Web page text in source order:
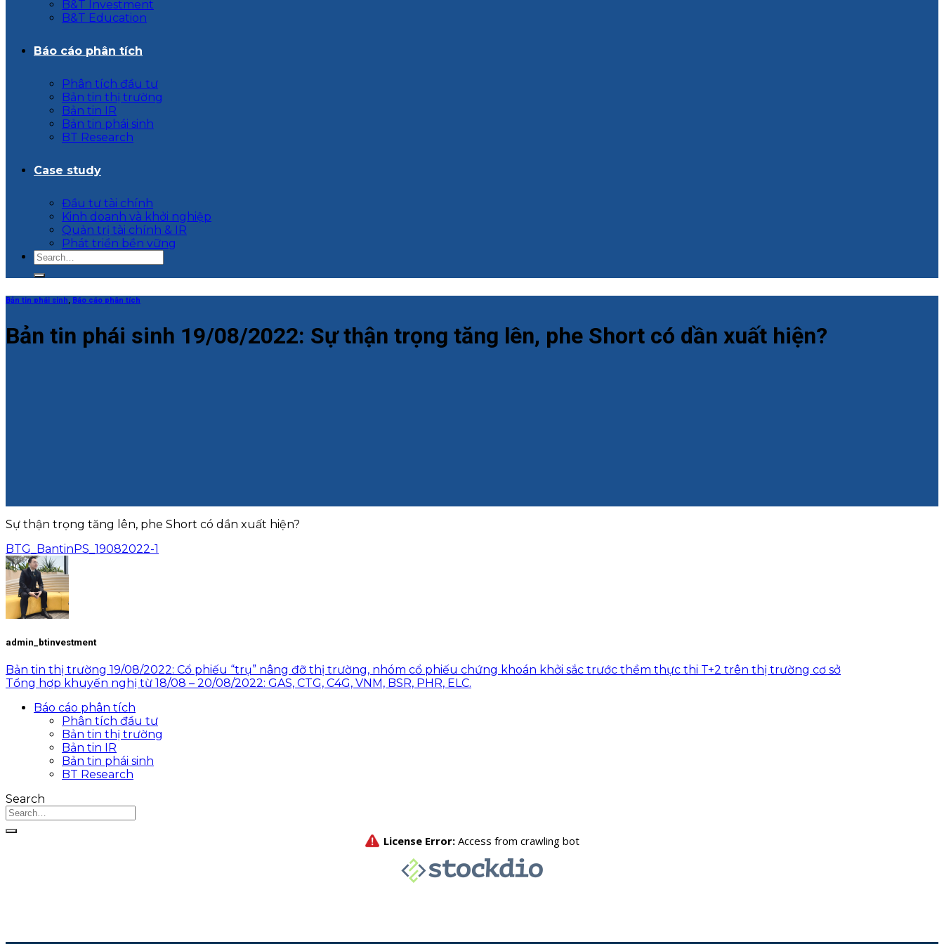
B&T Investment
B&T Education
Báo cáo phân tích
Phân tích đầu tư
Bản tin thị trường
Bản tin IR
Bản tin phái sinh
BT Research
Case study
Đầu tư tài chính
Kinh doanh và khởi nghiệp
Quản trị tài chính & IR
Phát triển bền vững
Bản tin phái sinh, Báo cáo phân tích
Bản tin phái sinh 19/08/2022: Sự thận trọng tăng lên, phe Short có dần xuất hiện?
Sự thận trọng tăng lên, phe Short có dần xuất hiện?
BTG_BantinPS_19082022-1
admin_btinvestment
Bản tin thị trường 19/08/2022: Cổ phiếu “trụ” nâng đỡ thị trường, nhóm cổ phiếu chứng khoán khởi sắc trước thềm thực thi T+2 trên thị trường cơ sở
Tổng hợp khuyến nghị từ 18/08 – 20/08/2022: GAS, CTG, C4G, VNM, BSR, PHR, ELC.
Báo cáo phân tích
Phân tích đầu tư
Bản tin thị trường
Bản tin IR
Bản tin phái sinh
BT Research
Search